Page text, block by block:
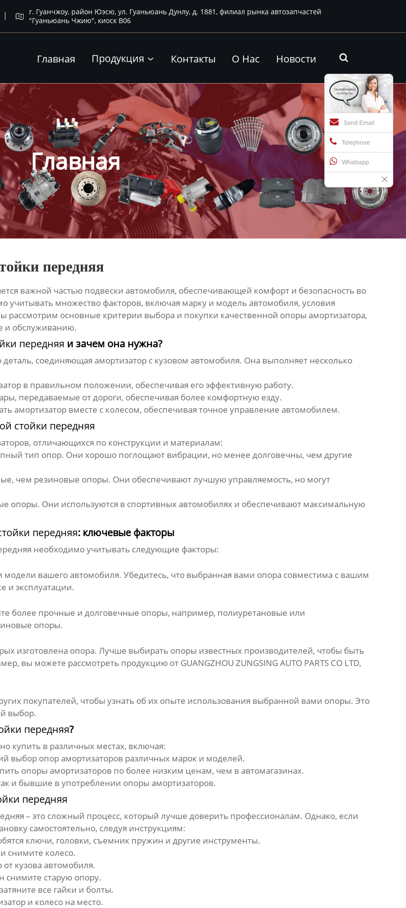

г. Гуанчжоу, район Юэсю, ул. Гуаньюань Дунлу, д. 1881, филиал рынка автозапчастей
"Гуаньюань Чжию", киоск B06
Главная Продукция  Контакты О Нас Новости 
Send Email
Telephone
Whatsapp
Главная
передняя
важной частью подвески автомобиля, обеспечивающей комфорт и безопасность во
множество факторов, включая марку и модель автомобиля, условия
рассмотрим основные критерии выбора и покупки качественной опоры амортизатора,
и обслуживанию.
передняя и зачем она нужна?
деталь, соединяющая амортизатор с кузовом автомобиля. Она выполняет несколько
в правильном положении, обеспечивая его эффективную работу.
передаваемые от дороги, обеспечивая более комфортную езду.
амортизатор вместе с колесом, обеспечивая точное управление автомобилем.
стойки передняя
отличающихся по конструкции и материалам:
тип опор. Они хорошо поглощают вибрации, но менее долговечны, чем другие
чем резиновые опоры. Они обеспечивают лучшую управляемость, но могут
опоры. Они используются в спортивных автомобилях и обеспечивают максимальную
передняя: ключевые факторы
необходимо учитывать следующие факторы:
модели вашего автомобиля. Убедитесь, что выбранная вами опора совместима с вашим
и эксплуатации.
более прочные и долговечные опоры, например, полиуретановые или
опоры.
изготовлена опора. Лучше выбирать опоры известных производителей, чтобы быть
вы можете рассмотреть продукцию от GUANGZHOU ZUNGSING AUTO PARTS CO LTD,
покупателей, чтобы узнать об их опыте использования выбранной вами опоры. Это
выбор.
передняя?
купить в различных местах, включая:
выбор опор амортизаторов различных марок и моделей.
опоры амортизаторов по более низким ценам, чем в автомагазинах.
и бывшие в употреблении опоры амортизаторов.
передняя
– это сложный процесс, который лучше доверить профессионалам. Однако, если
самостоятельно, следуя инструкциям:
ключи, головки, съемник пружин и другие инструменты.
снимите колесо.
кузова автомобиля.
старую опору.
все гайки и болты.
и колесо на место.